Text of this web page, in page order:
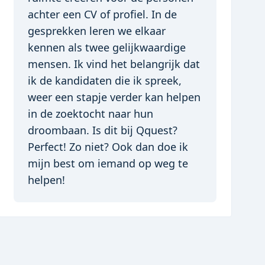
achter een CV of profiel. In de
gesprekken leren we elkaar
kennen als twee gelijkwaardige
mensen. Ik vind het belangrijk dat
ik de kandidaten die ik spreek,
weer een stapje verder kan helpen
in de zoektocht naar hun
droombaan. Is dit bij Qquest?
Perfect! Zo niet? Ook dan doe ik
mijn best om iemand op weg te
helpen!